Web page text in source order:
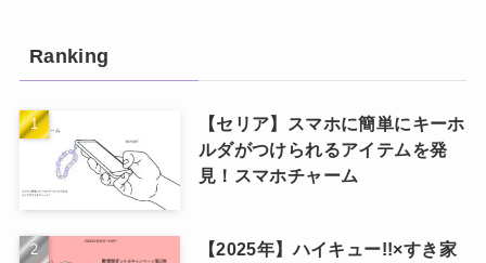
Ranking
【セリア】スマホに簡単にキーホ
ルダがつけられるアイテムを発
見！スマホチャーム
【2025年】ハイキュー!!×すき家